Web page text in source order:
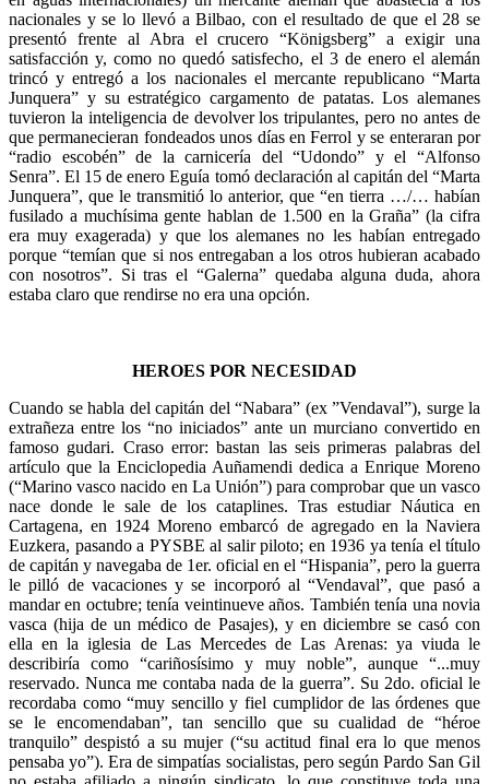
nacionales y se lo llevó a Bilbao, con el resultado de que el 28 se
presentó frente al Abra el crucero “Königsberg” a exigir una
satisfacción y, como no quedó satisfecho, el 3 de enero el alemán
trincó y entregó a los nacionales el mercante republicano “Marta
Junquera” y su estratégico cargamento de patatas. Los alemanes
tuvieron la inteligencia de devolver los tripulantes, pero no antes de
que permanecieran fondeados unos días en Ferrol y se enteraran por
“radio escobén” de la carnicería del “Udondo” y el “Alfonso
Senra”. El 15 de enero Eguía tomó declaración al capitán del “Marta
Junquera”, que le transmitió lo anterior, que “en tierra …/… habían
fusilado a muchísima gente hablan de 1.500 en la Graña” (la cifra
era muy exagerada) y que los alemanes no les habían entregado
porque “temían que si nos entregaban a los otros hubieran acabado
con nosotros”. Si tras el “Galerna” quedaba alguna duda, ahora
estaba claro que rendirse no era una opción.
HEROES POR NECESIDAD
Cuando se habla del capitán del “Nabara” (ex ”Vendaval”), surge la
extrañeza entre los “no iniciados” ante un murciano convertido en
famoso gudari. Craso error: bastan las seis primeras palabras del
artículo que la Enciclopedia Auñamendi dedica a Enrique Moreno
(“Marino vasco nacido en La Unión”) para comprobar que un vasco
nace donde le sale de los cataplines. Tras estudiar Náutica en
Cartagena, en 1924 Moreno embarcó de agregado en la Naviera
Euzkera, pasando a PYSBE al salir piloto; en 1936 ya tenía el título
de capitán y navegaba de 1er. oficial en el “Hispania”, pero la guerra
le pilló de vacaciones y se incorporó al “Vendaval”, que pasó a
mandar en octubre; tenía veintinueve años. También tenía una novia
vasca (hija de un médico de Pasajes), y en diciembre se casó con
ella en la iglesia de Las Mercedes de Las Arenas: ya viuda le
describiría como “cariñosísimo y muy noble”, aunque “...muy
reservado. Nunca me contaba nada de la guerra”. Su 2do. oficial le
recordaba como “muy sencillo y fiel cumplidor de las órdenes que
se le encomendaban”, tan sencillo que su cualidad de “héroe
tranquilo” despistó a su mujer (“su actitud final era lo que menos
pensaba yo”). Era de simpatías socialistas, pero según Pardo San Gil